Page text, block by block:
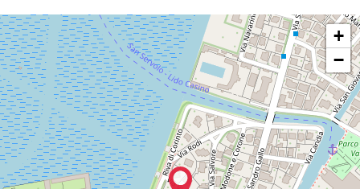
SALA
CORINTO
Via
Falier
4
30126
Lido
di
Venezia
SCOPRI LA SEDE
+
−